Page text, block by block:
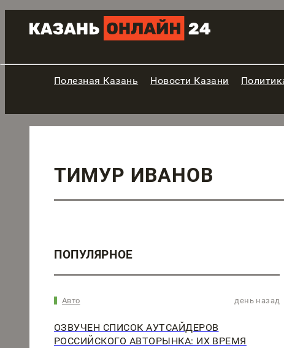
Полезная Казань Новости Казани
ТИМУР ИВАНОВ
ПОПУЛЯРНОЕ
Авто день назад
ОЗВУЧЕН СПИСОК АУТСАЙДЕРОВ
РОССИЙСКОГО АВТОРЫНКА: ИХ ВРЕМЯ